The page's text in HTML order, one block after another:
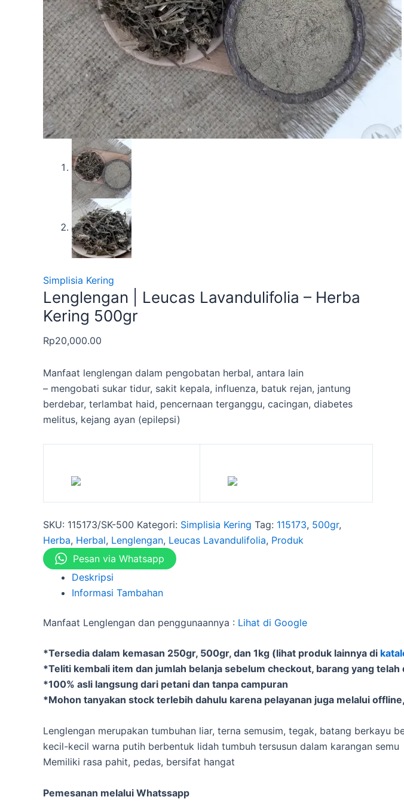
Simplisia Kering
Lenglengan | Leucas Lavandulifolia – Herba
Kering 500gr
Rp20,000.00
Manfaat lenglengan dalam pengobatan herbal, antara lain
– mengobati sukar tidur, sakit kepala, influenza, batuk rejan, jantung
berdebar, terlambat haid, pencernaan terganggu, cacingan, diabetes
melitus, kejang ayan (epilepsi)
SKU: 115173/SK-500 Kategori: Simplisia Kering Tag: 115173, 500gr,
Herba, Herbal, Lenglengan, Leucas Lavandulifolia, Produk
Pesan via Whatsapp
Deskripsi
Informasi Tambahan
Manfaat Lenglengan dan penggunaannya : Lihat di Google
*Tersedia dalam kemasan 250gr, 500gr, dan 1kg (lihat produk lainnya di
*Teliti kembali item dan jumlah belanja sebelum checkout, barang yang
*100% asli langsung dari petani dan tanpa campuran
*Mohon tanyakan stock terlebih dahulu karena pelayanan juga melalui
Lenglengan merupakan tumbuhan liar, terna semusim, tegak, batang berkayu
kecil-kecil warna putih berbentuk lidah tumbuh tersusun dalam karangan semu
Memiliki rasa pahit, pedas, bersifat hangat
Pemesanan melalui Whatssapp